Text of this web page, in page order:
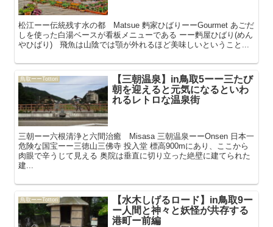
松江ーー伝統残す水の都 Matsue 麪家ひばりーーGourmet あごだ
しを使った白湯ベースが看板メニューである ーー麪屋ひばり(めん
やひばり) 飛魚は山陰では顎が外れるほど美味しいということ...
鳥取ーーTottori
【三朝温泉】in鳥取5ーー三たび
朝を迎えると元気になるといわ
れるレトロな温泉街
三朝ーー六根清浄と六間治癒 Misasa 三朝温泉ーーOnsen 日本一
危険な国宝ーー三徳山三佛寺 投入堂 標高900mにあり、ここから
肉眼で辛うじて見える 奥院は垂直に切り立った絶壁に建てられた
建...
鳥取ーーTottori
【水木しげるロード】in鳥取9ー
ー人間と神々と妖怪が共存する
港町ー前編